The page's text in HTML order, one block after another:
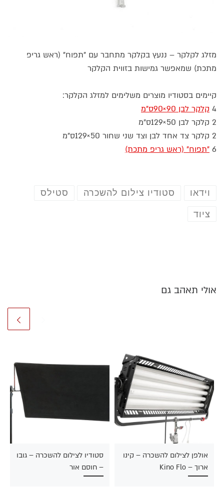
מזלג לקלקר – ננעץ בקלקר מתחבר עם "תפוח" (ראש גריפ
מתכת) שמאפשר גמישות בזווית הקלקר
קיימים בסטודיו מוצרים משלימים למזלג הקלקר:
4 קלקר לבן 90×90ס"מ
2 קלקר לבן 50×129ס"מ
2 קלקר צד אחד לבן וצד שני שחור 50×129ס"מ
6 "תפוח" (ראש גריפ מתכת)
וידאו סטודיו צילום להשכרה סטילס
ציוד
אולי תאהב גם
סטודיו לצילום להשכרה – גובו
– חוסם אור
אולפן לצילום להשכרה – קינו
ארוך – Kino Flo